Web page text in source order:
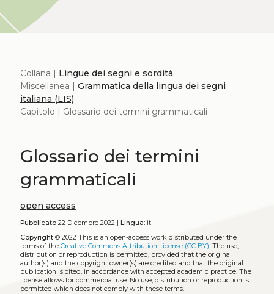
Collana | Lingue dei segni e sordità
Miscellanea | Grammatica della lingua dei segni
italiana (LIS)
Capitolo | Glossario dei termini grammaticali
Glossario dei termini
grammaticali
open access
Pubblicato22 Dicembre 2022 | Lingua:it
Copyright© 2022 This is an open-access work distributed under the
terms of the Creative Commons Attribution License (CC BY). The use,
distribution or reproduction is permitted, provided that the original
author(s) and the copyright owner(s) are credited and that the original
publication is cited, in accordance with accepted academic practice. The
license allows for commercial use. No use, distribution or reproduction is
permitted which does not comply with these terms.